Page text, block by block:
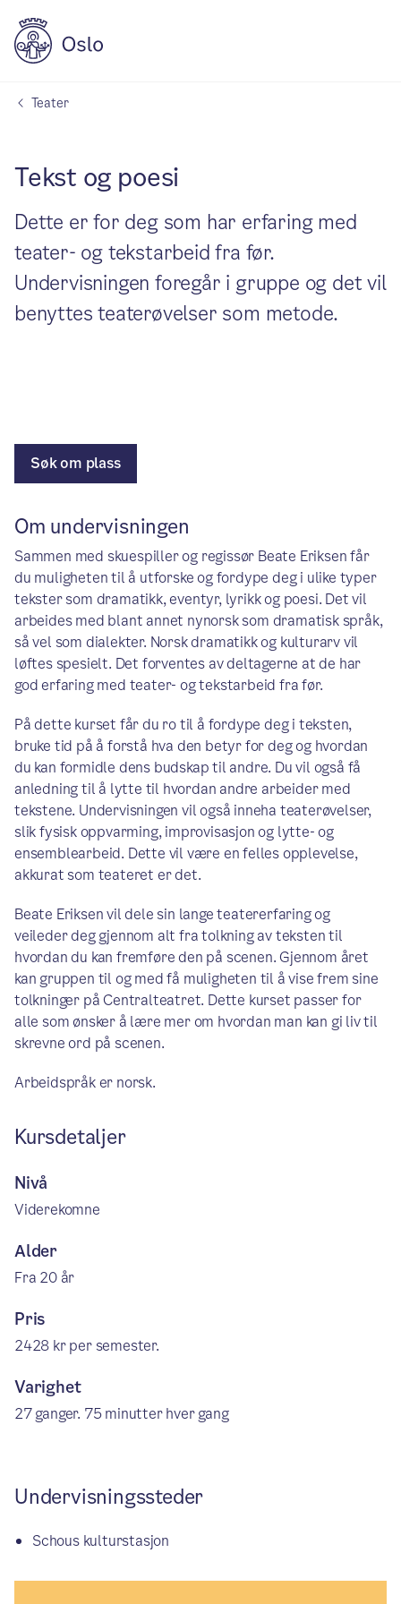
Teater
Tekst og poesi
Dette er for deg som har erfaring med
teater- og tekstarbeid fra før.
Undervisningen foregår i gruppe og det vil
benyttes teaterøvelser som metode.
Søk om plass
Om undervisningen
Sammen med skuespiller og regissør Beate Eriksen får
du muligheten til å utforske og fordype deg i ulike typer
tekster som dramatikk, eventyr, lyrikk og poesi. Det vil
arbeides med blant annet nynorsk som dramatisk språk,
så vel som dialekter. Norsk dramatikk og kulturarv vil
løftes spesielt. Det forventes av deltagerne at de har
god erfaring med teater- og tekstarbeid fra før.
På dette kurset får du ro til å fordype deg i teksten,
bruke tid på å forstå hva den betyr for deg og hvordan
du kan formidle dens budskap til andre. Du vil også få
anledning til å lytte til hvordan andre arbeider med
tekstene. Undervisningen vil også inneha teaterøvelser,
slik fysisk oppvarming, improvisasjon og lytte- og
ensemblearbeid. Dette vil være en felles opplevelse,
akkurat som teateret er det.
Beate Eriksen vil dele sin lange teatererfaring og
veileder deg gjennom alt fra tolkning av teksten til
hvordan du kan fremføre den på scenen. Gjennom året
kan gruppen til og med få muligheten til å vise frem sine
tolkninger på Centralteatret. Dette kurset passer for
alle som ønsker å lære mer om hvordan man kan gi liv til
skrevne ord på scenen.
Arbeidspråk er norsk.
Kursdetaljer
Nivå
Viderekomne
Alder
Fra 20 år
Pris
2428 kr per semester.
Varighet
27 ganger. 75 minutter hver gang
Undervisningssteder
Schous kulturstasjon